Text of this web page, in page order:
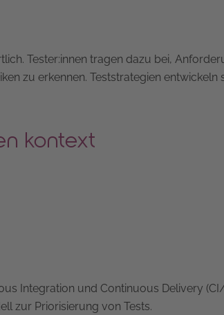
Tester:innen tragen dazu bei,
zu erkennen. Teststrategien entwickeln
kontext
Integration und Continuous Delivery
zur Priorisierung von Tests.